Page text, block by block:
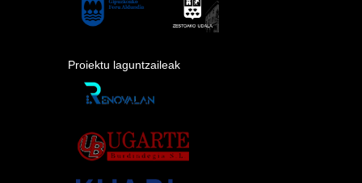
Proiektu laguntzaileak